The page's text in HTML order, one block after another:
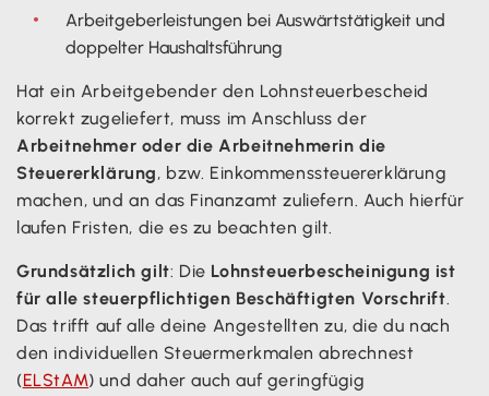
Arbeitgeberleistungen bei Auswärtstätigkeit und
doppelter Haushaltsführung
Hat ein Arbeitgebender den Lohnsteuerbescheid
korrekt zugeliefert, muss im Anschluss der
Arbeitnehmer oder die Arbeitnehmerin die
Steuererklärung, bzw. Einkommenssteuererklärung
machen, und an das Finanzamt zuliefern. Auch hierfür
laufen Fristen, die es zu beachten gilt.
Grundsätzlich gilt: Die Lohnsteuerbescheinigung ist
für alle steuerpflichtigen Beschäftigten Vorschrift.
Das trifft auf alle deine Angestellten zu, die du nach
den individuellen Steuermerkmalen abrechnest
(ELStAM) und daher auch auf geringfügig